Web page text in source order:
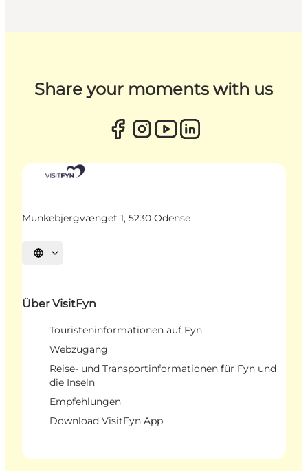
Share your moments with us
Munkebjergvænget 1, 5230 Odense
Sprache auswählen
Über VisitFyn
Touristeninformationen auf Fyn
Webzugang
Reise- und Transportinformationen für Fyn und
die Inseln
Empfehlungen
Download VisitFyn App